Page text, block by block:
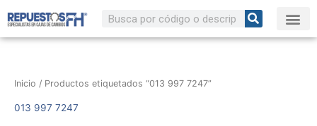
contenido
Buscar
Inicio / Productos etiquetados “013 997 7247”
013 997 7247